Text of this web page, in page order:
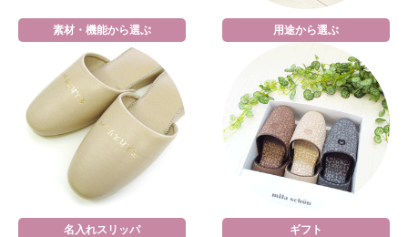
素材・機能から選ぶ 用途から選ぶ
名入れスリッパ ギフト